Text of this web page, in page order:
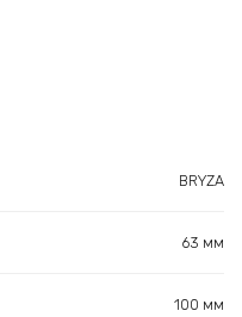
BRYZA
63 мм
100 мм